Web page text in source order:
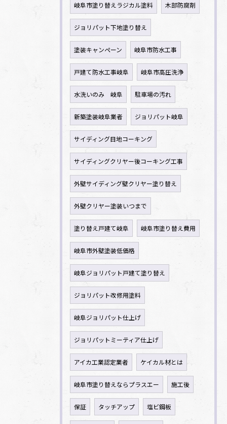
岐阜市塗り替えラジカル塗料 木部防腐剤
ジョリパット下地塗り替え
塗装キャンペーン 岐阜市防水工事
戸建て防水工事岐阜 岐阜市高圧洗浄
水洗いのみ 岐阜 駐車場の汚れ
新築塗装岐阜業者 ジョリパット岐阜
サイディング目地コーキング
サイディングクリヤー後コーキング工事
外壁サイディング壁クリヤー塗り替え
外壁クリヤー塗装いつまで
塗り替え戸建て岐阜 岐阜市塗り替え費用
岐阜市外壁塗装低価格
岐阜ジョリパット戸建て塗り替え
ジョリパット改修用塗料
岐阜ジョリパット仕上げ
ジョリパットミーティア仕上げ
アイカ工業認定業者 ケイカル材とは
岐阜市塗り替えならプラスエー 施工後
保証 タッチアップ 塩ビ鋼板